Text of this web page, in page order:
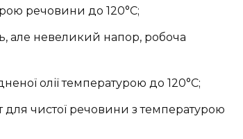
речовини до 120°C;
але невеликий напор, робоча
олії температурою до 120°C;
чистої речовини з температурою